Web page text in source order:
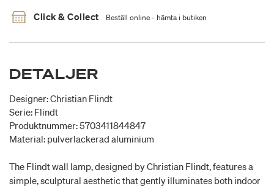
Click & Collect Beställ online - hämta i butiken
DETALJER
Designer: Christian Flindt
Serie: Flindt
Produktnummer: 5703411844847
Material: pulverlackerad aluminium
The Flindt wall lamp, designed by Christian Flindt, features a
simple, sculptural aesthetic that gently illuminates both indoor